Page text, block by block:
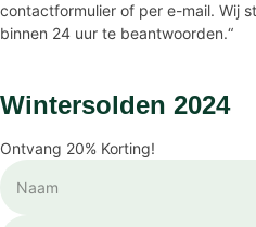
contactformulier of per e-mail. Wij
binnen 24 uur te beantwoorden.“
Wintersolden 2024
Ontvang 20% Korting!